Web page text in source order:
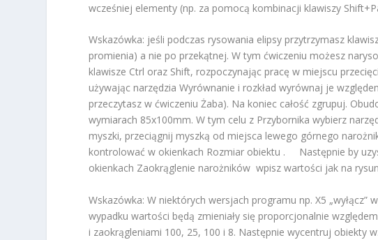
wcześniej elementy (np. za pomocą kombinacji klawiszy
Wskazówka: jeśli podczas rysowania elipsy przytrzymasz
promienia) a nie po przekątnej. W tym ćwiczeniu możesz
klawisze Ctrl oraz Shift, rozpoczynając pracę w miejscu
używając narzędzia Wyrównanie i rozkład wyrównaj je
przeczytasz w ćwiczeniu Żaba). Na koniec całość zgrupuj.
wymiarach 85x100mm. W tym celu z Przybornika wybierz
myszki, przeciągnij myszką od miejsca lewego górnego
kontrolować w okienkach Rozmiar obiektu . Następnie by
okienkach Zaokrąglenie narożników wpisz wartości jak na
Wskazówka: W niektórych wersjach programu np. X5 „wyłącz”
wypadku wartości będą zmieniały się proporcjonalnie
i zaokrągleniami 100, 25, 100 i 8. Następnie wycentruj obiekty